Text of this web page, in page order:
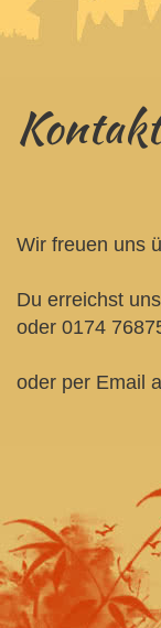
Wir freuen uns
Du erreichst
oder 0174
oder per Email